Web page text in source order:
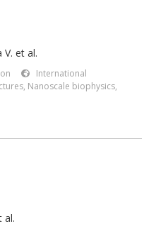
V. et al.
International
, Nanoscale biophysics,
al.